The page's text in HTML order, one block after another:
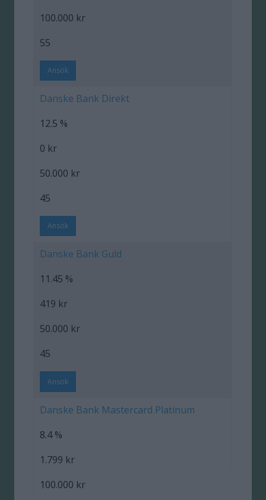
100.000 kr
55
Ansök
Danske Bank Direkt
12.5 %
0 kr
50.000 kr
45
Ansök
Danske Bank Guld
11.45 %
419 kr
50.000 kr
45
Ansök
Danske Bank Mastercard Platinum
8.4 %
1.799 kr
100.000 kr